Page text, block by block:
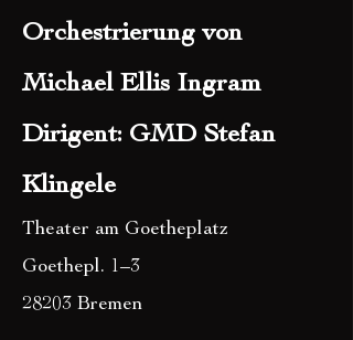
Orchestrierung von
Michael Ellis Ingram
Dirigent: GMD Stefan
Klingele
Theater am Goetheplatz
Goethepl. 1–3
28203 Bremen